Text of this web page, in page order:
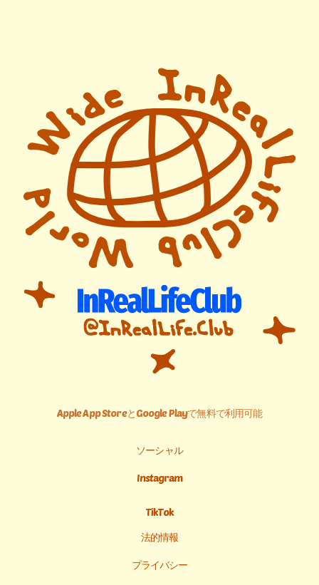
Apple App StoreとGoogle Playで無料で利用可能
ソーシャル
Instagram
TikTok
法的情報
プライバシー